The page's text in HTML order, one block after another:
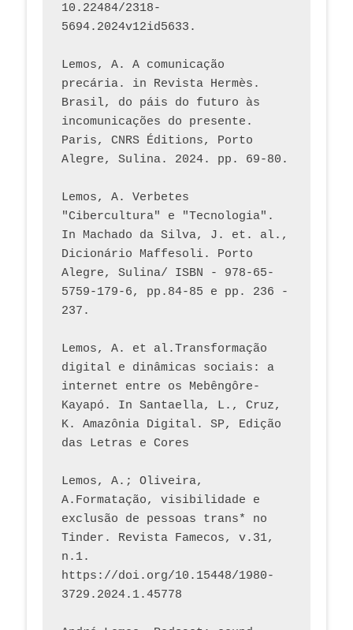
10.22484/2318-
5694.2024v12id5633.
Lemos, A. A comunicação
precária. in Revista Hermès.
Brasil, do páis do futuro às
incomunicações do presente.
Paris, CNRS Éditions, Porto
Lemos, A. Verbetes
"Cibercultura" e "Tecnologia".
In Machado da Silva, J. et. al.,
Dicionário Maffesoli. Porto
Alegre, Sulina/ ISBN - 978-65-
5759-179-6, pp.84-85 e pp. 236 -
237.
Lemos, A. et al.Transformação
digital e dinâmicas sociais: a
internet entre os Mebêngôre-
Kayapó. In Santaella, L., Cruz,
K. Amazônia Digital. SP, Edição
das Letras e Cores
Lemos, A.; Oliveira,
A.Formatação, visibilidade e
exclusão de pessoas trans* no
Tinder. Revista Famecos, v.31,
n.1.
https://doi.org/10.15448/1980-
3729.2024.1.45778